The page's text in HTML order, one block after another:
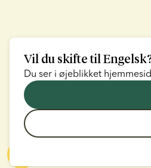
Vil du skifte tilEngelsk
Du ser i øjeblikket